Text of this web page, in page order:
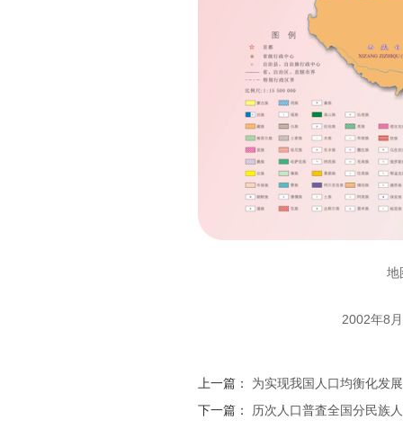
地
2002年8
上一篇： 为实现我国人口均衡化发
下一篇：
历次人口普査全国分民族